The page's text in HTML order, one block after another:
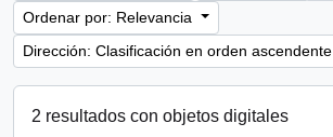
Ordenar por: Relevancia
Dirección: Clasificación en orden ascendente
2 resultados con objetos digitales